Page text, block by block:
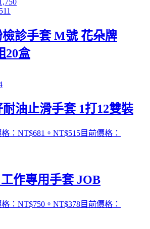
檢診手套 M號 花朵牌
20盒
油止滑手套 1打12雙裝
：NT$681。 NT$515目前價格：
作專用手套 JOB
：NT$750。 NT$378目前價格：